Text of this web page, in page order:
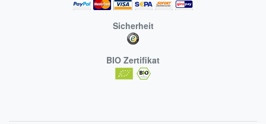
Sicherheit
BIO Zertifikat